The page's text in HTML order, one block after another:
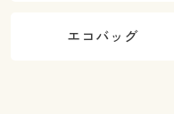
エコバッグ